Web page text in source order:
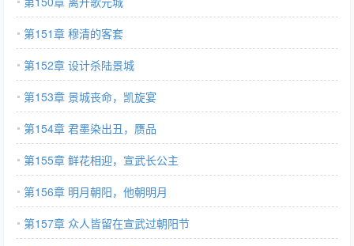
第151章 穆清的客套
第152章 设计杀陆景城
第153章 景城丧命，凯旋宴
第154章 君墨染出丑，赝品
第155章 鲜花相迎，宣武长公主
第156章 明月朝阳，他朝明月
第157章 众人皆留在宣武过朝阳节